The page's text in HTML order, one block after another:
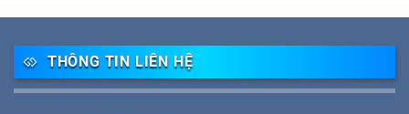
THÔNG TIN LIÊN HỆ